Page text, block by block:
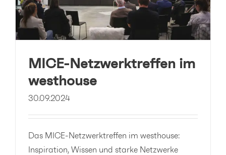
MICE-Netzwerktreffen im
westhouse
30.09.2024
Das MICE-Netzwerktreffen im westhouse:
Inspiration, Wissen und starke Netzwerke